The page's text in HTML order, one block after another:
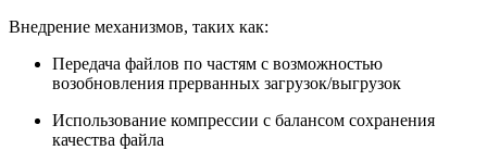
Внедрение механизмов, таких как:
Передача файлов по частям с возможностью
возобновления прерванных загрузок/выгрузок
Использование компрессии с балансом сохранения
качества файла